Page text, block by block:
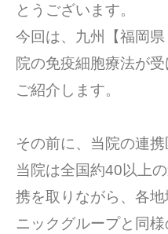
とうございます。
今回は、九州【福岡
院の免疫細胞療法が
ご紹介します。
その前に、当院の連
当院は全国約40以上
携を取りながら、各
ニックグループと同